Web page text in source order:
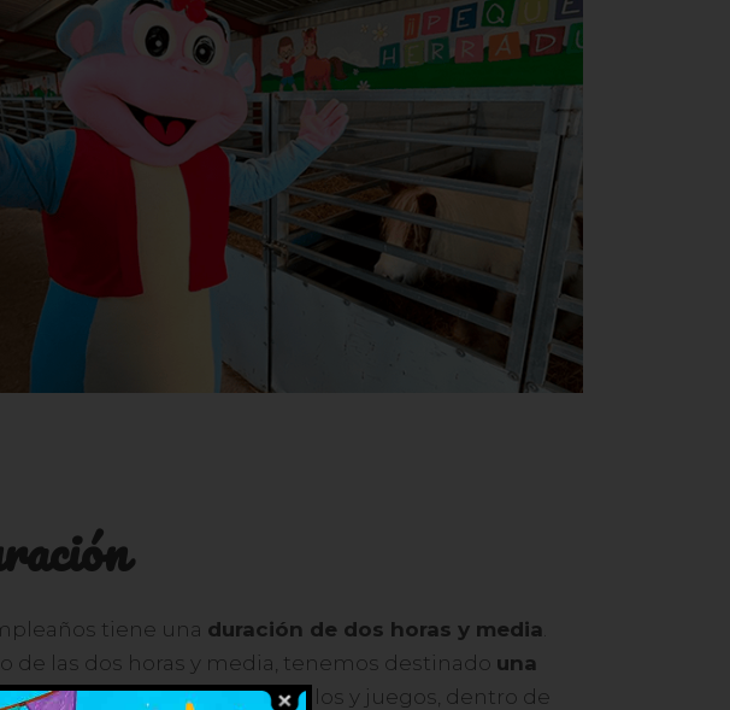
tiene una duración de dos horas y media
de las dos horas y media, tenemos destinado una
mediaa la actividad de caballos y juegos, dentro de